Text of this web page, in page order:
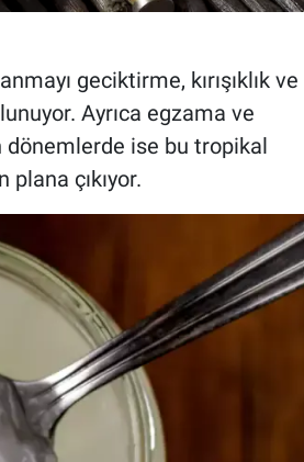
geciktirme, kırışıklık ve
Ayrıca egzama ve
dönemlerde ise bu tropikal
plana çıkıyor.